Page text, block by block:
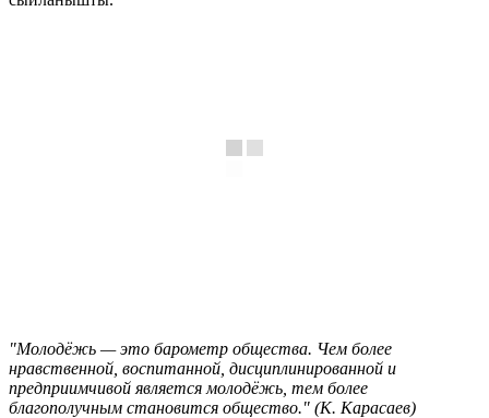
"Молодёжь — это барометр общества. Чем более
нравственной, воспитанной, дисциплинированной и
предприимчивой является молодёжь, тем более
благополучным становится общество." (К. Карасаев)